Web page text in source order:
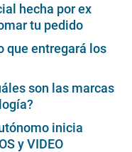
hecha por ex
tu pedido
que entregará los
son las marcas
inicia
y VIDEO